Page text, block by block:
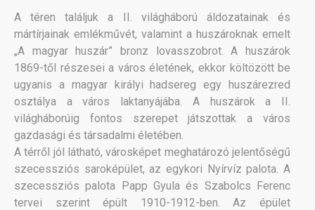
A téren találjuk a II. világháború áldozatainak és
mártírjainak emlékművét, valamint a huszároknak emelt
„A magyar huszár” bronz lovasszobrot. A huszárok
1869-től részesei a város életének, ekkor költözött be
ugyanis a magyar királyi hadsereg egy huszárezred
osztálya a város laktanyájába. A huszárok a II.
világháborúig fontos szerepet játszottak a város
gazdasági és társadalmi életében.
A térről jól látható, városképet meghatározó jelentőségű
szecessziós saroképület, az egykori Nyírvíz palota. A
szecessziós palota Papp Gyula és Szabolcs Ferenc
tervei szerint épült 1910-1912-ben. Az épület